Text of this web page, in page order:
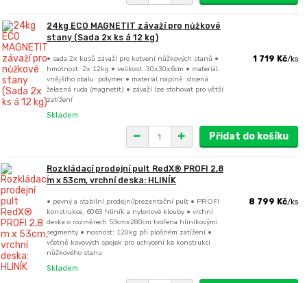
24kg ECO MAGNETIT závaží pro nůžkové
stany (Sada 2x ks á 12 kg)
• sada 2x kusů závaží pro kotvení nůžkových stanů •
hmotnost: 2x 12kg • velikost: 30x30x6cm • materiál
vnějšího obalu: polymer • materiál náplně: drcená
železná ruda (magnetit) • závaží lze stohovat pro větší
zatížení
1 719 Kč/ks
Skladem
Přidat do košíku
Rozkládací prodejní pult RedX® PROFI 2,8
m x 53cm, vrchní deska: HLINÍK
• pevný a stabilní prodejní/prezentační pult • PROFI
konstrukce, 6063 hliník a nylonové klouby • vrchní
deska o rozměrech 53cmx280cm tvořena hliníkovými
segmenty • nosnost: 120kg při plošném zatížení •
včetně kovových spojek pro uchycení ke konstrukci
nůžkového stanu
8 799 Kč/ks
Skladem